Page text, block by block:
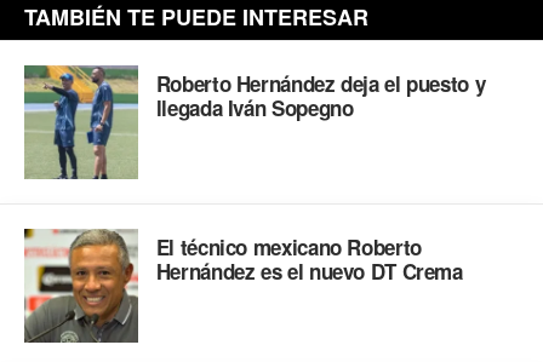
TAMBIÉN TE PUEDE INTERESAR
Roberto Hernández deja el puesto y
llegada Iván Sopegno
El técnico mexicano Roberto
Hernández es el nuevo DT Crema